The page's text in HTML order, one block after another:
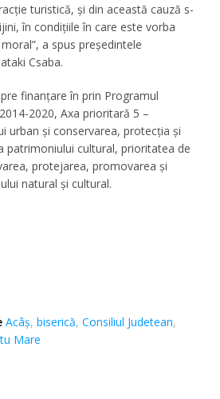
turistică, și din această cauză s-
în condițiile în care este vorba
a spus președintele
Csaba.
finanţare în prin Programul
2020, Axa prioritară 5 –
urban şi conservarea, protecţia şi
patrimoniului cultural, prioritatea de
protejarea, promovarea şi
natural şi cultural.
Acâş,biserică,Consiliul Judetean,
Mare